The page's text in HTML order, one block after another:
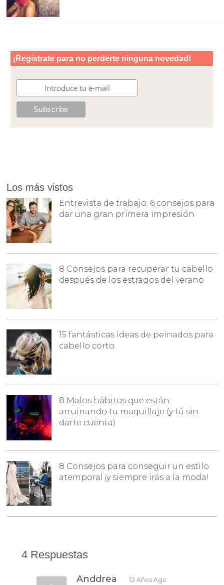
Los más vistos
Entrevista de trabajo: 6 consejos para
dar una gran primera impresión
8 Consejos para recuperar tu cabello
después de los estragos del verano
15 fantásticas ideas de peinados para
cabello corto
8 Malos hábitos que están
arruinando tu maquillaje (y tú sin
darte cuenta)
8 Consejos para conseguir un estilo
atemporal ¡y siempre irás a la moda!
4 Respuestas
Anddrea 12 Años Ago